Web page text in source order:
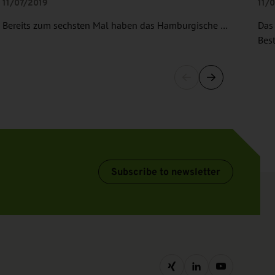
11/07/2019
Bereits zum sechsten Mal haben das Hamburgische …
11/
Subscribe to newsletter